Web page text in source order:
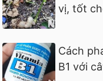
vị, tốt
Cách
B1 với